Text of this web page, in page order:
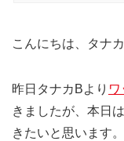
こんにちは、タナカ
昨日タナカBより
きましたが、本日は
きたいと思います。